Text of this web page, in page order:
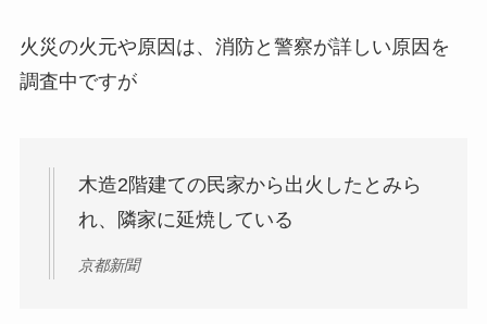
火災の火元や原因は、消防と警察が詳しい原因を
調査中ですが
木造2階建ての民家から出火したとみら
れ、隣家に延焼している
京都新聞